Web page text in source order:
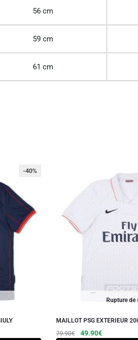
56 cm
59 cm
61 cm
-40%
Rupture de
MAILLOT PSG EXTERIEUR
79.90€
Le
49.90€Le
Ce